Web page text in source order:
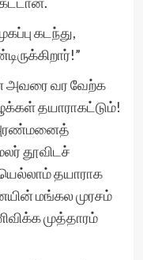
கடந்து,
அவரை வர வேற்க
தயாராகட்டும்!
அரண்மனைத்
தூவிடச்
தயாராக
மங்கல முரசம்
முத்தாரம்